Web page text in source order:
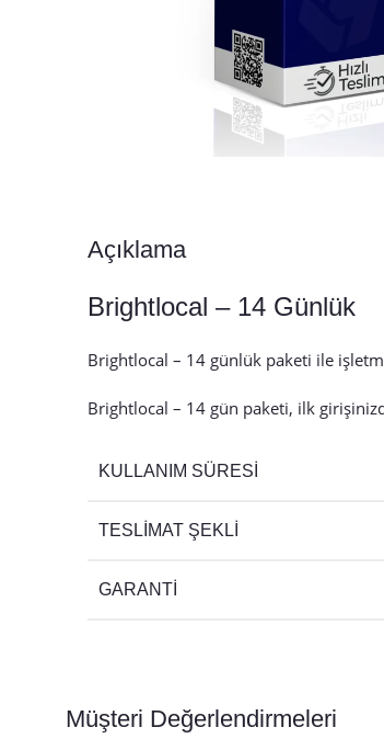
Açıklama
Brightlocal – 14 Günlük
Brightlocal – 14 günlük paketi ile
Brightlocal – 14 gün paketi, ilk
KULLANIM SÜRESI
TESLIMAT ŞEKLI
GARANTI
Müşteri Değerlendirmeleri